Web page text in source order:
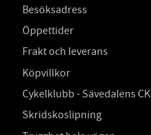
Besöksadress
Öppettider
Frakt och leverans
Köpvillkor
Cykelklubb - Sävedalens CK
Skridskoslipning